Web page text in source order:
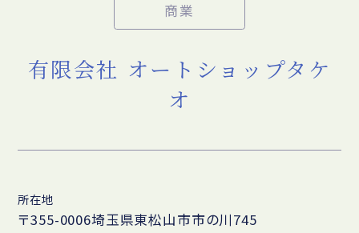
商業
有限会社 オートショップタケ
オ
所在地
〒355-0006埼玉県東松山市市の川745